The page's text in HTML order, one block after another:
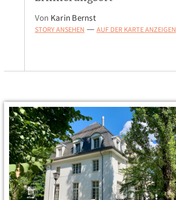
Von Karin Bernst
STORY ANSEHEN — AUF DER KARTE ANZEIGEN